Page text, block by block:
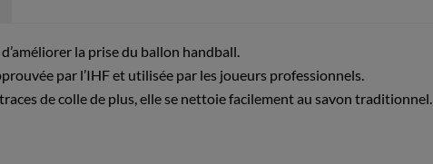
la prise du ballon handball.
par l’IHF et utilisée par les joueurs professionnels.
de colle de plus, elle se nettoie facilement au savon traditionnel.